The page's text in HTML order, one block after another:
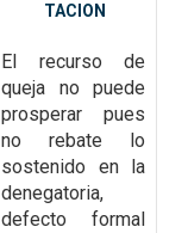
TACION
El recurso de
queja no puede
prosperar pues
no rebate lo
sostenido en la
denegatoria,
defecto formal